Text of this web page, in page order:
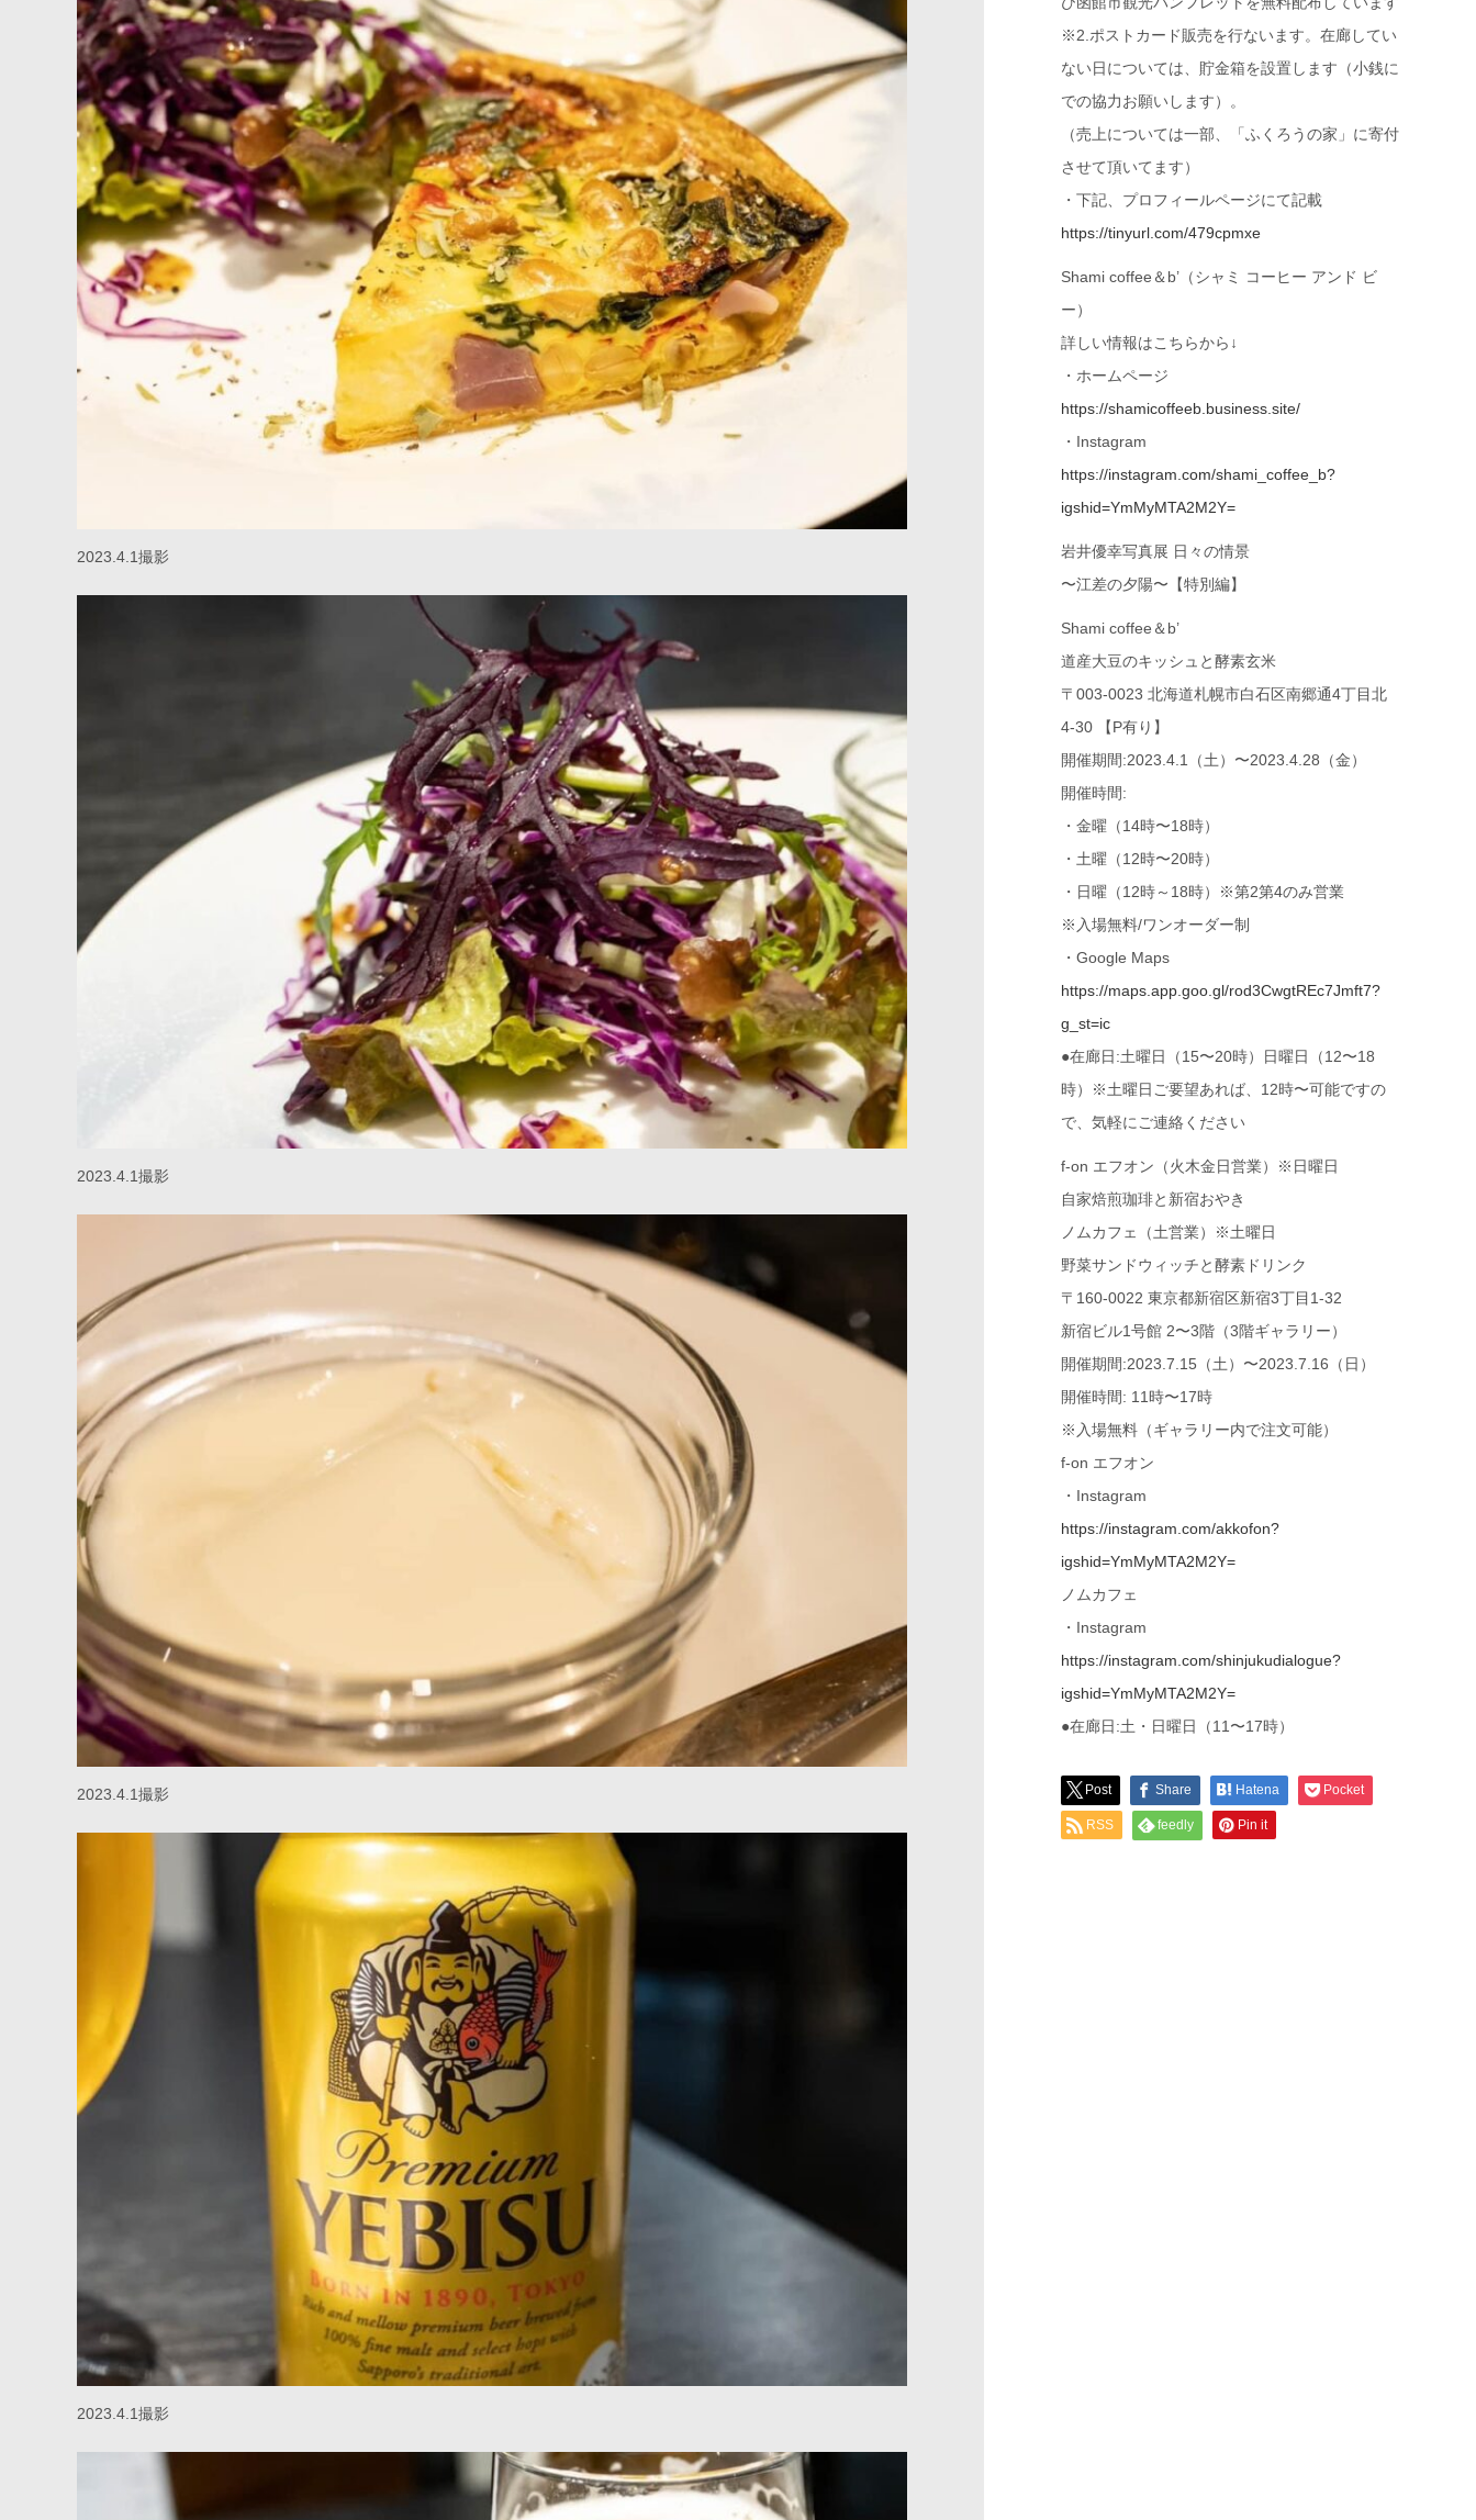
2023.4.1撮影
2023.4.1撮影
2023.4.1撮影
2023.4.1撮影
※2.ポストカード販売を行ないます。在廊してい
ない日については、貯金箱を設置します（小銭に
での協力お願いします）。
（売上については一部、「ふくろうの家」に寄付
させて頂いてます）
・下記、プロフィールページにて記載
https://tinyurl.com/479cpmxe
Shami coffee＆b’（シャミ コーヒー アンド ビ
ー）
詳しい情報はこちらから↓
・ホームページ
https://shamicoffeeb.business.site/
・Instagram
https://instagram.com/shami_coffee_b?
igshid=YmMyMTA2M2Y=
岩井優幸写真展 日々の情景
〜江差の夕陽〜【特別編】
Shami coffee＆b’
道産大豆のキッシュと酵素玄米
〒003-0023 北海道札幌市白石区南郷通4丁目北
4-30 【P有り】
開催期間:2023.4.1（土）〜2023.4.28（金）
開催時間:
・金曜（14時〜18時）
・土曜（12時〜20時）
・日曜（12時～18時）※第2第4のみ営業
※入場無料/ワンオーダー制
・Google Maps
https://maps.app.goo.gl/rod3CwgtREc7Jmft7?
g_st=ic
●在廊日:土曜日（15〜20時）日曜日（12〜18
時）※土曜日ご要望あれば、12時〜可能ですの
で、気軽にご連絡ください
f-on エフオン（火木金日営業）※日曜日
自家焙煎珈琲と新宿おやき
ノムカフェ（土営業）※土曜日
野菜サンドウィッチと酵素ドリンク
〒160-0022 東京都新宿区新宿3丁目1-32
新宿ビル1号館 2〜3階（3階ギャラリー）
開催期間:2023.7.15（土）〜2023.7.16（日）
開催時間: 11時〜17時
※入場無料（ギャラリー内で注文可能）
f-on エフオン
・Instagram
https://instagram.com/akkofon?
igshid=YmMyMTA2M2Y=
ノムカフェ
・Instagram
https://instagram.com/shinjukudialogue?
igshid=YmMyMTA2M2Y=
●在廊日:土・日曜日（11〜17時）
Post Share Hatena Pocket
RSS feedly Pin it